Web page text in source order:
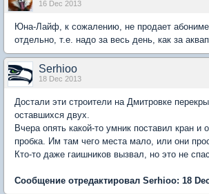
16 Dec 2013
Юна-Лайф, к сожалению, не продает
отдельно, т.е. надо за весь день, как за
Serhioo
18 Dec 2013
Достали эти строители на Дмитровке
оставшихся двух.
Вчера опять какой-то умник поставил кран и
пробка. Им там чего места мало, или они
Кто-то даже гаишников вызвал, но это не
Сообщение отредактировал Serhioo: 18